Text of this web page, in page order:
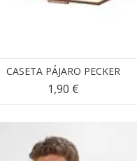
CASETA PÁJARO PECKER
1,90 €